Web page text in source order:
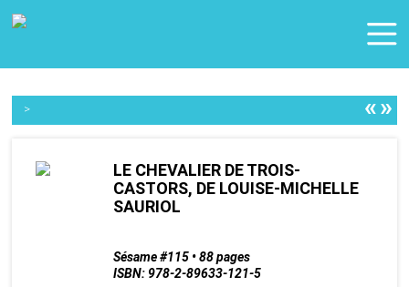
> «»
LE CHEVALIER DE TROIS-
CASTORS, DE LOUISE-MICHELLE
SAURIOL
Sésame #115 • 88 pages
ISBN: 978-2-89633-121-5